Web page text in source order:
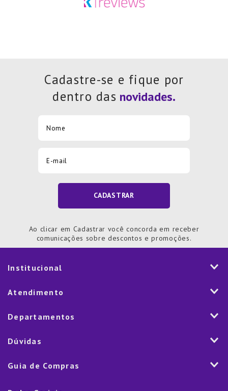
Cadastre-se e fique por
dentro das
CADASTRAR
Ao clicar em Cadastrar você concorda em receber
comunicações sobre descontos e promoções.
Institucional
História
Nossas Lojas
Marketplace
Atendimento
Fale Conosco
Trocas e Devoluções
Rastreamento de pedido
Departamentos
Mesa
Eletroportáteis
Dúvidas
Como Comprar
Guia de Compras